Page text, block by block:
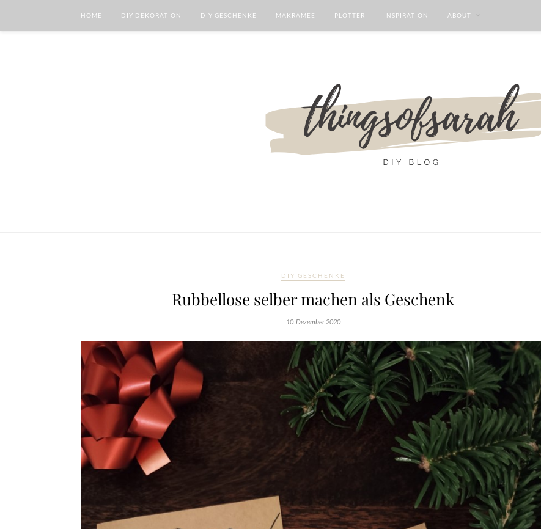
HOME DIY DEKORATION DIY GESCHENKE MAKRAMEE PLOTTER INSPIRATION ABOUT
DIY GESCHENKE
Rubbellose selber machen als Geschenk
10. Dezember 2020